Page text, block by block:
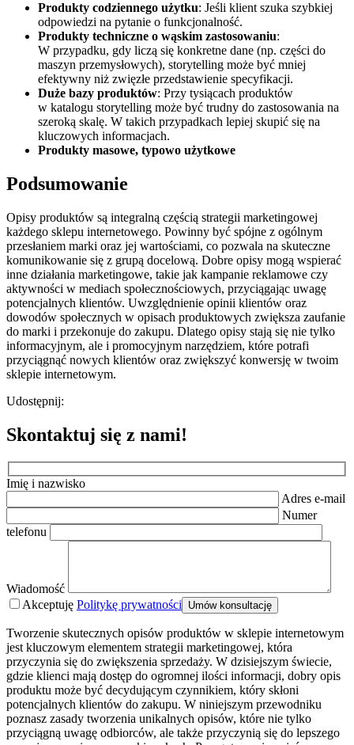
Produkty codziennego użytku: Jeśli klient szuka szybkiej
odpowiedzi na pytanie o funkcjonalność.
Produkty techniczne o wąskim zastosowaniu:
W przypadku, gdy liczą się konkretne dane (np. części do
maszyn przemysłowych), storytelling może być mniej
efektywny niż zwięzłe przedstawienie specyfikacji.
Duże bazy produktów: Przy tysiącach produktów
w katalogu storytelling może być trudny do zastosowania na
szeroką skalę. W takich przypadkach lepiej skupić się na
kluczowych informacjach.
Produkty masowe, typowo użytkowe
Podsumowanie
Opisy produktów są integralną częścią strategii marketingowej
każdego sklepu internetowego. Powinny być spójne z ogólnym
przesłaniem marki oraz jej wartościami, co pozwala na skuteczne
komunikowanie się z grupą docelową. Dobre opisy mogą wspierać
inne działania marketingowe, takie jak kampanie reklamowe czy
aktywności w mediach społecznościowych, przyciągając uwagę
potencjalnych klientów. Uwzględnienie opinii klientów oraz
dowodów społecznych w opisach produktowych zwiększa zaufanie
do marki i przekonuje do zakupu. Dlatego opisy stają się nie tylko
informacyjnym, ale i promocyjnym narzędziem, które potrafi
przyciągnąć nowych klientów oraz zwiększyć konwersję w twoim
sklepie internetowym.
Udostępnij:
Skontaktuj się z nami!
Imię i nazwisko
Adres e-mail
Numer
telefonu
Wiadomość
Akceptuję Politykę prywatności
Tworzenie skutecznych opisów produktów w sklepie internetowym
jest kluczowym elementem strategii marketingowej, która
przyczynia się do zwiększenia sprzedaży. W dzisiejszym świecie,
gdzie klienci mają dostęp do ogromnej ilości informacji, dobry opis
produktu może być decydującym czynnikiem, który skłoni
potencjalnych klientów do zakupu. W niniejszym przewodniku
poznasz zasady tworzenia unikalnych opisów, które nie tylko
przyciągną uwagę odbiorców, ale także przyczynią się do lepszego